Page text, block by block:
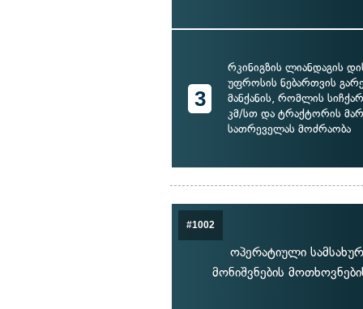
3
რკინიგზის ლიანდაგის
უფროსის ნებართვის
მანქანის, რომლის
კმ/სთ და ტრაქტორის
სათრეველას მოძრაობა
#1002
ოპერატიული
მონიშვნების